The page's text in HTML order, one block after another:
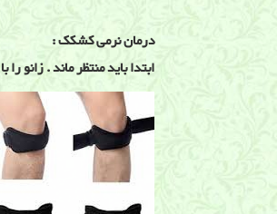
درمان نرمی کشکک :
ابتدا باید منتظر ماند .